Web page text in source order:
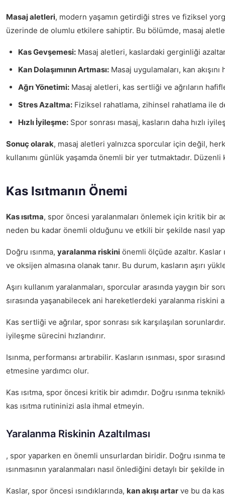
Masaj aletleri, modern yaşamın getirdiği stres ve fiziksel
üzerinde de olumlu etkilere sahiptir. Bu bölümde, masaj
Kas Gevşemesi: Masaj aletleri, kaslardaki gerginliği
Kan Dolaşımının Artması: Masaj uygulamaları, kan
Ağrı Yönetimi: Masaj aletleri, kas sertliği ve ağrıların
Stres Azaltma: Fiziksel rahatlama, zihinsel rahatlama ile
Hızlı İyileşme: Spor sonrası masaj, kasların daha hızlı
Sonuç olarak, masaj aletleri yalnızca sporcular için değil,
kullanımı günlük yaşamda önemli bir yer tutmaktadır.
Kas Isıtmanın Önemi
Kas ısıtma, spor öncesi yaralanmaları önlemek için kritik bir
neden bu kadar önemli olduğunu ve etkili bir şekilde nasıl
Doğru ısınma, yaralanma riskini önemli ölçüde azaltır. Kaslar
ve oksijen almasına olanak tanır. Bu durum, kasların aşırı
Aşırı kullanım yaralanmaları, sporcular arasında yaygın bir
sırasında yaşanabilecek ani hareketlerdeki yaralanma riskini
Kas sertliği ve ağrılar, spor sonrası sık karşılaşılan
iyileşme sürecini hızlandırır.
Isınma, performansı artırabilir. Kasların ısınması, spor
etmesine yardımcı olur.
Kas ısıtma, spor öncesi kritik bir adımdır. Doğru ısınma
kas ısıtma rutininizi asla ihmal etmeyin.
Yaralanma Riskinin Azaltılması
, spor yaparken en önemli unsurlardan biridir. Doğru ısınma
ısınmasının yaralanmaları nasıl önlediğini detaylı bir şekilde
Kaslar, spor öncesi ısındıklarında, kan akışı artar ve bu da